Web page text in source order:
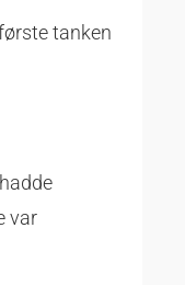
tanken
var